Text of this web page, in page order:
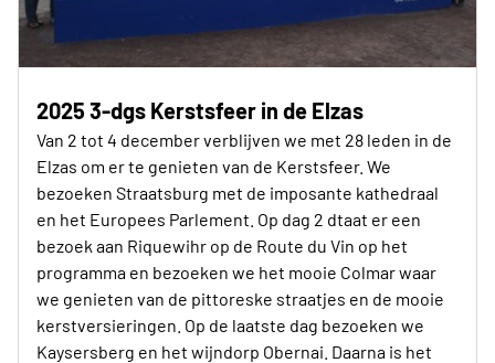
2025 3-dgs Kerstsfeer in de Elzas
Van 2 tot 4 december verblijven we met 28 leden in de
Elzas om er te genieten van de Kerstsfeer. We
bezoeken Straatsburg met de imposante kathedraal
en het Europees Parlement. Op dag 2 dtaat er een
bezoek aan Riquewihr op de Route du Vin op het
programma en bezoeken we het mooie Colmar waar
we genieten van de pittoreske straatjes en de mooie
kerstversieringen. Op de laatste dag bezoeken we
Kaysersberg en het wijndorp Obernai. Daarna is het